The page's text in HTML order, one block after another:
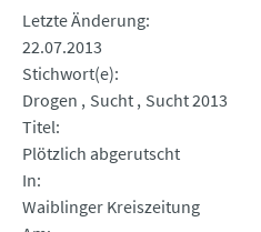
Letzte Änderung
22.07.2013
Stichwort(e)
Drogen
Sucht Sucht 2013
Titel
Plötzlich abgerutscht
In
Waiblinger Kreiszeitung